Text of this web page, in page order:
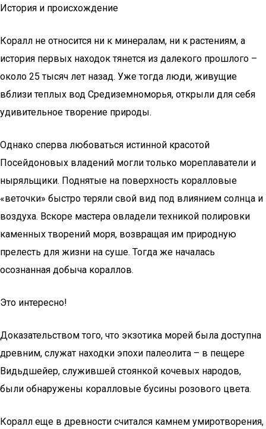
История и происхождение
Коралл не относится ни к минералам, ни к растениям, а
история первых находок тянется из далекого прошлого –
около 25 тысяч лет назад. Уже тогда люди, живущие
вблизи теплых вод Средиземноморья, открыли для себя
удивительное творение природы.
Однако сперва любоваться истинной красотой
Посейдоновых владений могли только мореплаватели и
ныряльщики. Поднятые на поверхность коралловые
«веточки» быстро теряли свой вид под влиянием солнца и
воздуха. Вскоре мастера овладели техникой полировки
каменных творений моря, возвращая им природную
прелесть для жизни на суше. Тогда же началась
осознанная добыча кораллов.
Это интересно!
Доказательством того, что экзотика морей была доступна
древним, служат находки эпохи палеолита – в пещере
Видьдшейер, служившей стоянкой кочевых народов,
были обнаружены коралловые бусины розового цвета.
Коралл еще в древности считался камнем умиротворения,